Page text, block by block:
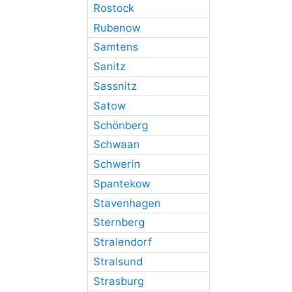
Rostock
Rubenow
Samtens
Sanitz
Sassnitz
Satow
Schönberg
Schwaan
Schwerin
Spantekow
Stavenhagen
Sternberg
Stralendorf
Stralsund
Strasburg